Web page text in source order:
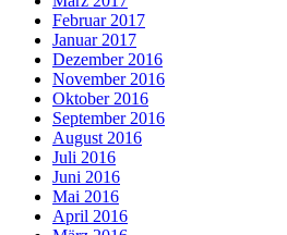
Februar 2017
Januar 2017
Dezember 2016
November 2016
Oktober 2016
September 2016
August 2016
Juli 2016
Juni 2016
Mai 2016
April 2016